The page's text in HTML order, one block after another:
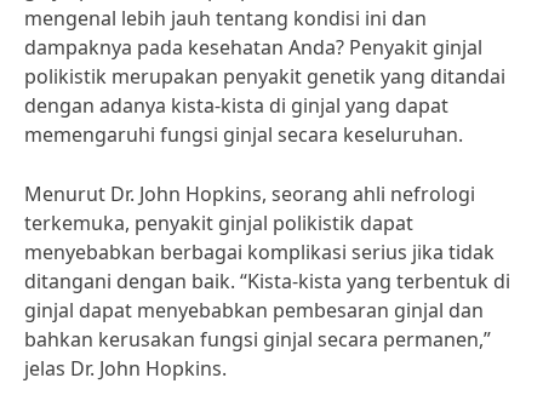
mengenal lebih jauh tentang kondisi ini dan
dampaknya pada kesehatan Anda? Penyakit ginjal
polikistik merupakan penyakit genetik yang ditandai
dengan adanya kista-kista di ginjal yang dapat
memengaruhi fungsi ginjal secara keseluruhan.
Menurut Dr. John Hopkins, seorang ahli nefrologi
terkemuka, penyakit ginjal polikistik dapat
menyebabkan berbagai komplikasi serius jika tidak
ditangani dengan baik. “Kista-kista yang terbentuk di
ginjal dapat menyebabkan pembesaran ginjal dan
bahkan kerusakan fungsi ginjal secara permanen,”
jelas Dr. John Hopkins.